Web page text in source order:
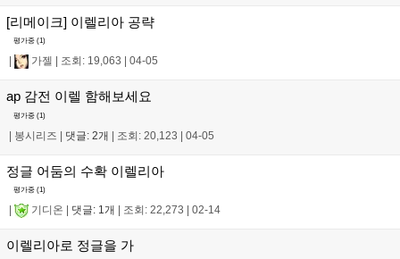
[리메이크] 이렐리아 공략
평가중 (1)
가젤 조회: 19,063 04-05
ap 감전 이렐 함해보세요
평가중 (1)
| 봉시리즈 | 댓글: 2개 | 조회: 20,123 | 04-05
정글 어둠의 수확 이렐리아
평가중 (1)
기디온 댓글: 1개 조회: 22,273 02-14
이렐리아로 정글을 가